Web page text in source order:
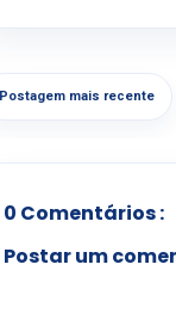
Postagem mais recente
0 Comentários :
Postar um